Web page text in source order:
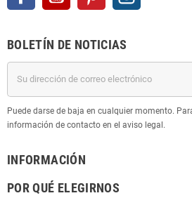
BOLETÍN DE NOTICIAS
Puede darse de baja en cualquier momento.
información de contacto en el aviso legal.
INFORMACIÓN
POR QUÉ ELEGIRNOS